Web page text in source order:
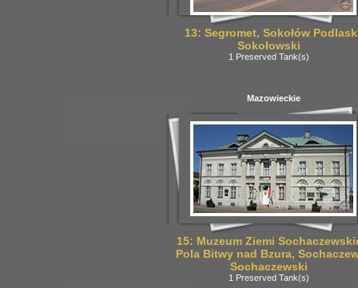
13: Segromet, Sokołów
Sokołowski
1 Preserved Tank(s)
Mazowieckie
15: Muzeum Ziemi
Pola Bitwy nad Bzura,
Sochaczewski
1 Preserved Tank(s)